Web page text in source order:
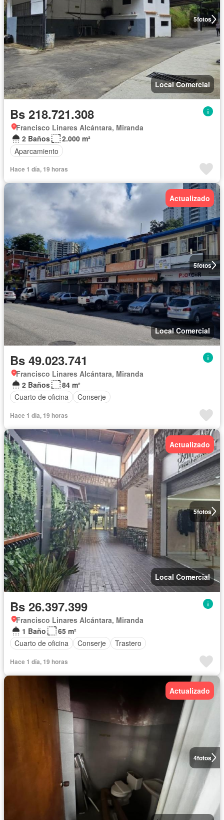
5fotos
Local Comercial
Bs 218.721.308
Francisco Linares Alcántara, Miranda
2 Baños
2.000 m²
Aparcamiento
Hace 1 día, 19 horas
5fotos
Actualizado
Local Comercial
Bs 49.023.741
Francisco Linares Alcántara, Miranda
2 Baños
84 m²
Cuarto de oficina
Conserje
Hace 1 día, 19 horas
5fotos
Actualizado
Local Comercial
Bs 26.397.399
Francisco Linares Alcántara, Miranda
1 Baño
65 m²
Cuarto de oficina
Conserje Trastero
Hace 1 día, 19 horas
4fotos
Actualizado